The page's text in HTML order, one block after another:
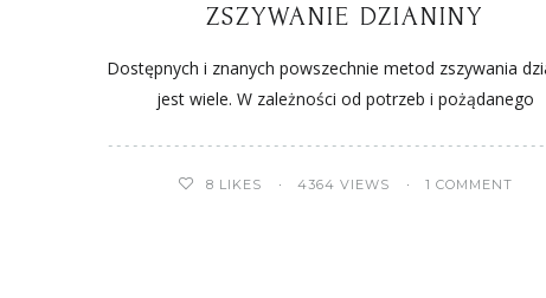
ZSZYWANIE DZIANINY
Dostępnych i znanych powszechnie metod zszywania
jest wiele. W zależności od potrzeb i pożądanego
8 LIKES 4364 VIEWS 1 COMMENT